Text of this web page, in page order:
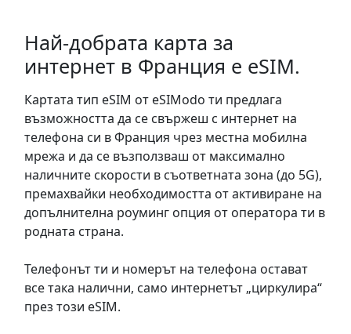
Най-добрата карта за
интернет в Франция е eSIM.
Картата тип eSIM от eSIModo ти предлага
възможността да се свържеш с интернет на
телефона си в Франция чрез местна мобилна
мрежа и да се възползваш от максимално
наличните скорости в съответната зона (до 5G),
премахвайки необходимостта от активиране на
допълнителна роуминг опция от оператора ти в
родната страна.
Телефонът ти и номерът на телефона остават
все така налични, само интернетът „циркулира“
през този eSIM.